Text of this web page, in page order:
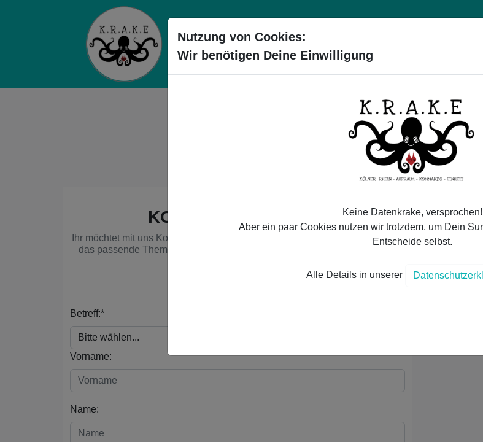
Nutzung von Cookies:
Wir benötigen Deine Einwilligung
Keine Datenkrake, versprochen!
Aber ein paar Cookies nutzen wir trotzdem, um Dein
Entscheide selbst.
Alle Details in unserer
START VEREIN
KONTAKT
KONTAKTFORMULAR
Ihr möchtet mit uns Kontakt aufnehmen? Dann wählt bitte im Kontaktformular
das passende Thema aus, und wir werden uns schnellstmöglich bei euch
Betreff:*
Vorname:
Name: